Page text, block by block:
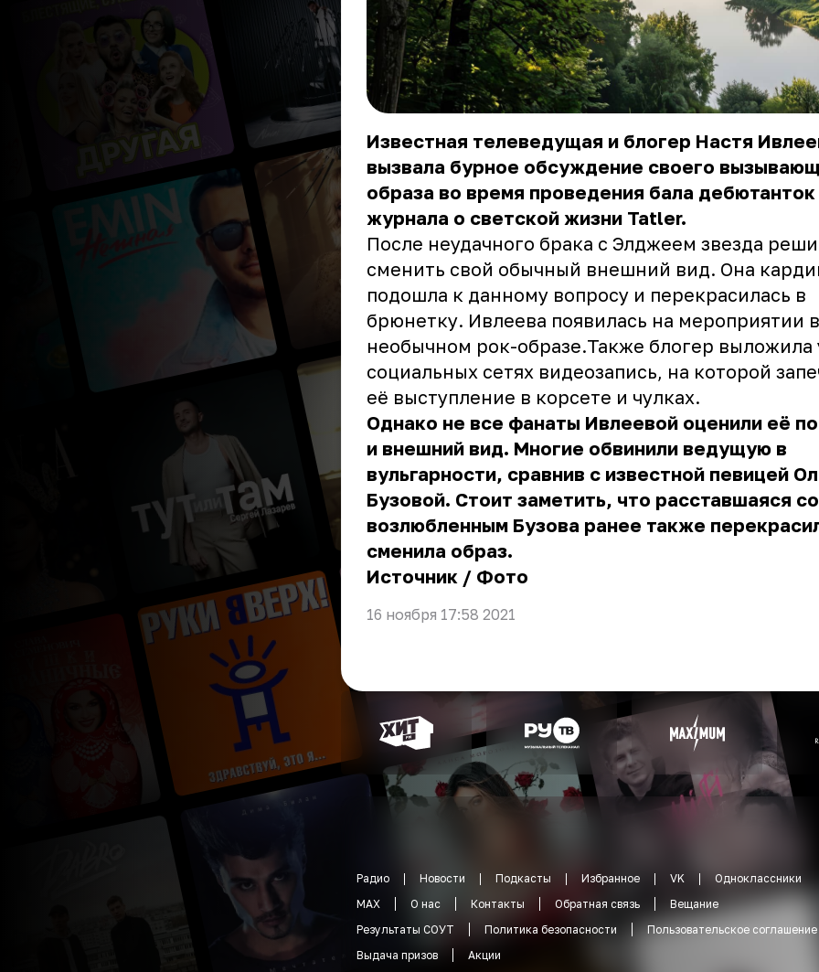
Известная телеведущая и блогер Настя
вызвала бурное обсуждение своего
образа во время проведения бала дебютанток
журнала о светской жизни Tatler.
После неудачного брака с Элджеем звезда
сменить свой обычный внешний вид. Она
подошла к данному вопросу и перекрасилась в
брюнетку. Ивлеева появилась на мероприятии в
необычном рок-образе.Также блогер выложила
социальных сетях видеозапись, на которой
её выступление в корсете и чулках.
Однако не все фанаты Ивлеевой оценили её
и внешний вид. Многие обвинили ведущую в
вульгарности, сравнив с известной певицей
Бузовой. Стоит заметить, что расставшаяся
возлюбленным Бузова ранее также
сменила образ.
Источник / Фото
16 ноября 17:58 2021
Радио Новости Подкасты Избранное VK
Одноклассники
MAX
О нас Контакты Обратная связь
Вещание
Результаты СОУТ
Политика безопасности
Пользовательское соглашение
Выдача призов
Акции